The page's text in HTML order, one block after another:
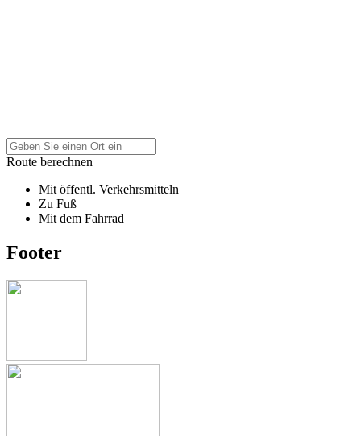
Route berechnen
Mit öffentl. Verkehrsmitteln
Zu Fuß
Mit dem Fahrrad
Footer